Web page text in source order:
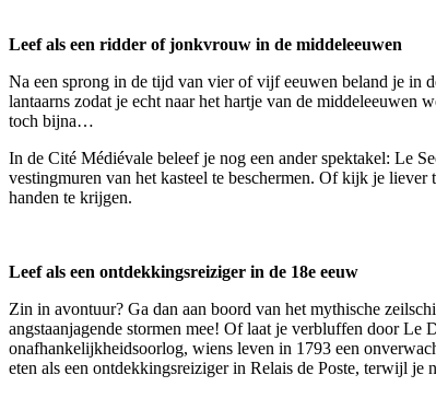
Leef als een ridder of jonkvrouw in de middeleeuwen
Na een sprong in de tijd van vier of vijf eeuwen beland je in
lantaarns zodat je echt naar het hartje van de middeleeuwen
toch bijna…
In de Cité Médiévale beleef je nog een ander spektakel: Le
vestingmuren van het kasteel te beschermen. Of kijk je
handen te krijgen.
Leef als een ontdekkingsreiziger in de 18e eeuw
Zin in avontuur? Ga dan aan boord van het mythische
angstaanjagende stormen mee! Of laat je verbluffen door Le
onafhankelijkheidsoorlog, wiens leven in 1793 een
eten als een ontdekkingsreiziger in Relais de Poste, terwijl je